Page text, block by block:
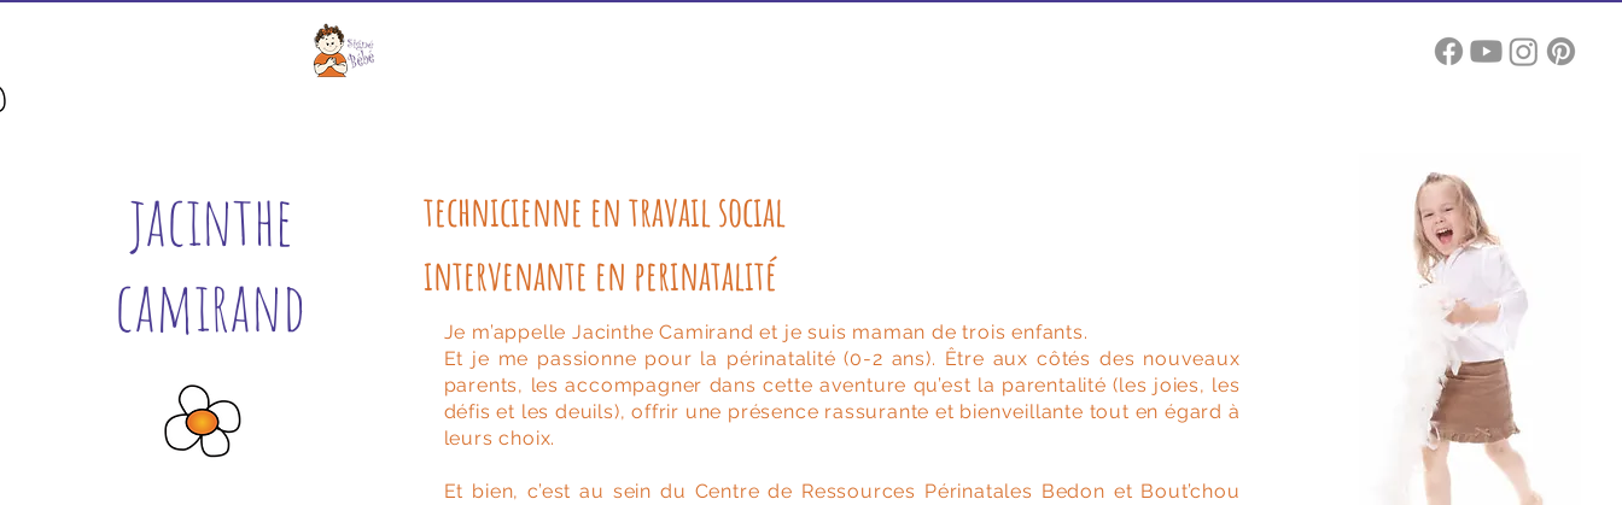
jacinthe
camirand
Je m’appelle Jacinthe Camirand et je suis maman de trois enfants.
Et je me passionne pour la périnatalité (0-2 ans). Être aux côtés des nouveaux
parents, les accompagner dans cette aventure qu’est la parentalité (les joies, les
défis et les deuils), offrir une présence rassurante et bienveillante tout en égard à
leurs choix.
Et bien, c’est au sein du Centre de Ressources Périnatales Bedon et Bout’chou
technicienne en travail social
intervenante en perinatalité